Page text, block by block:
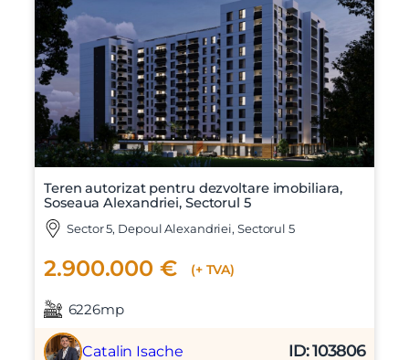
Teren autorizat pentru dezvoltare imobiliara,
Soseaua Alexandriei, Sectorul 5
Sector 5, Depoul Alexandriei, Sectorul 5
2.900.000 € (+ TVA)
6226mp
Catalin Isache ID: 103806